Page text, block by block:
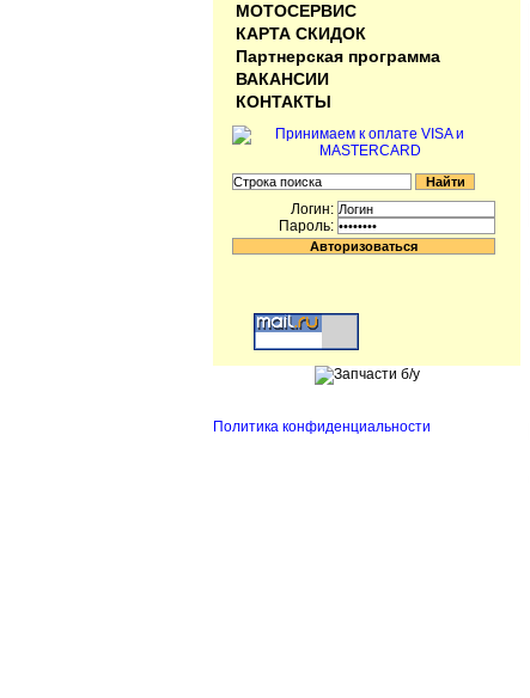
МОТОСЕРВИС
КАРТА СКИДОК
Партнерская программа
ВАКАНСИИ
КОНТАКТЫ
Логин:
Пароль:
Политика конфиденциальности